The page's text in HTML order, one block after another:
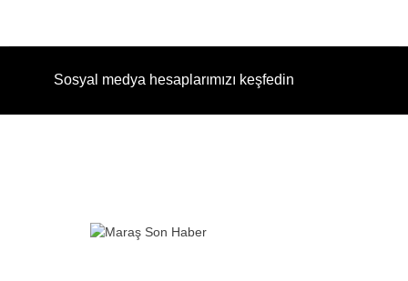
Sosyal medya hesaplarımızı keşfedin